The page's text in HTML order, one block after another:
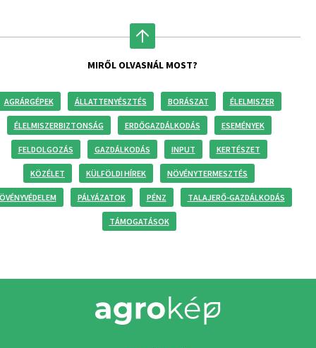
MIRŐL OLVASNÁL MOST?
AGRÁRGÉPEK ÁLLATTENYÉSZTÉS BORÁSZAT ÉLELMISZER
ÉLELMISZERBIZTONSÁG ERDŐGAZDÁLKODÁS ESEMÉNYEK
FELDOLGOZÁS GAZDÁLKODÁS INPUT KERTÉSZET
KÖZÉLET KÜLFÖLDI HÍREK NÖVÉNYTERMESZTÉS
PÁLYÁZATOK PÉNZ TALAJERŐ-GAZDÁLKODÁS
TÁMOGATÁSOK